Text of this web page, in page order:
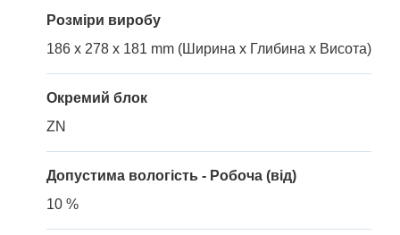
Розміри виробу
186 x 278 x 181 mm (Ширина x Глибина x Висота)
Окремий блок
ZN
Допустима вологість - Робоча (від)
10 %